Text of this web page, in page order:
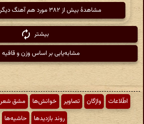
مشاهدهٔ بیش از ۳۸۲ مورد هم آهنگ دیگر از عطار
بیشتر
مشابه‌یابی بر اساس وزن و قافیه
اطّلاعات واژگان تصاویر خوانش‌ها مشق شعر
روند بازدیدها
حاشیه‌ها